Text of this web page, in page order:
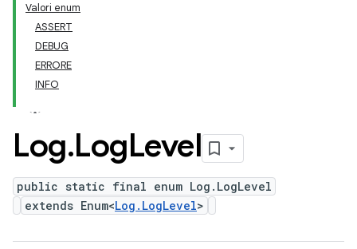
Valori enum
ASSERT
DEBUG
ERRORE
INFO
Log.LogLevel
public static final enum Log.LogLevel
extends Enum<Log.LogLevel>